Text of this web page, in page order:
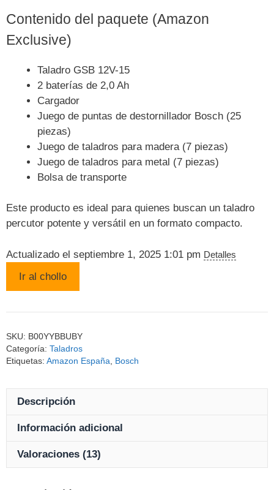
Contenido del paquete (Amazon
Exclusive)
Taladro GSB 12V-15
2 baterías de 2,0 Ah
Cargador
Juego de puntas de destornillador Bosch (25
piezas)
Juego de taladros para madera (7 piezas)
Juego de taladros para metal (7 piezas)
Bolsa de transporte
Este producto es ideal para quienes buscan un taladro
percutor potente y versátil en un formato compacto.
Actualizado el septiembre 1, 2025 1:01 pm Detalles
Ir al chollo
SKU: B00YYBBUBY
Categoría: Taladros
Etiquetas: Amazon España Bosch
Descripción
Información adicional
Valoraciones (13)